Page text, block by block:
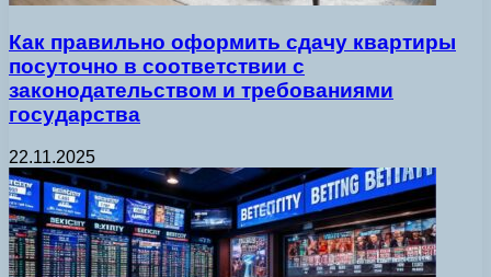
Как правильно оформить сдачу квартиры
посуточно в соответствии с
законодательством и требованиями
государства
22.11.2025